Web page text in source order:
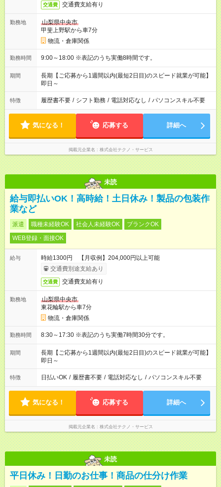
交通費 交通費支給有り
勤務地
山梨県中央市
甲斐上野駅から車7分
物流・倉庫関係
勤務時間 9:00～18:00 ※表記のうち実働8時間です。
期間
長期【ご応募から1週間以内(最短2日目)のスピード就業が可能】
即日～
特徴 履歴書不要 / シフト勤務 / 電話対応なし / パソコンスキル不要
気になる！ 応募する 詳細へ
掲載元企業名 株式会社テクノ・サービス
未読
給与即払いOK！高時給！土日休み！製品の包装作
業など
派遣 職種未経験OK 社会人未経験OK
ブランクOK
WEB登録・面接OK
給与
時給1300円 【月収例】204,000円以上可能
交通費別途支給あり
交通費 交通費支給有り
勤務地
山梨県中央市
東花輪駅から車7分
物流・倉庫関係
勤務時間 8:30～17:30 ※表記のうち実働7時間30分です。
期間
長期【ご応募から1週間以内(最短2日目)のスピード就業が可能】
即日～
特徴 日払いOK / 履歴書不要 / 電話対応なし / パソコンスキル不要
気になる！ 応募する 詳細へ
掲載元企業名 株式会社テクノ・サービス
未読
平日休み！日勤のお仕事！商品の仕分け作業